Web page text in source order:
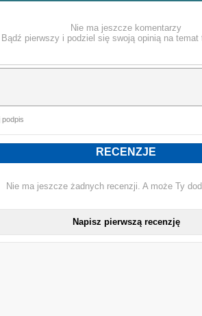
ilustratorka książek dziecięcych,
komiksowe.
Nie ma jeszcze komentarzy
Bądź pierwszy i podziel się swoją opinią na temat
podpis
RECENZJE
Nie ma jeszcze żadnych recenzji. A może Ty
Napisz pierwszą recenzję